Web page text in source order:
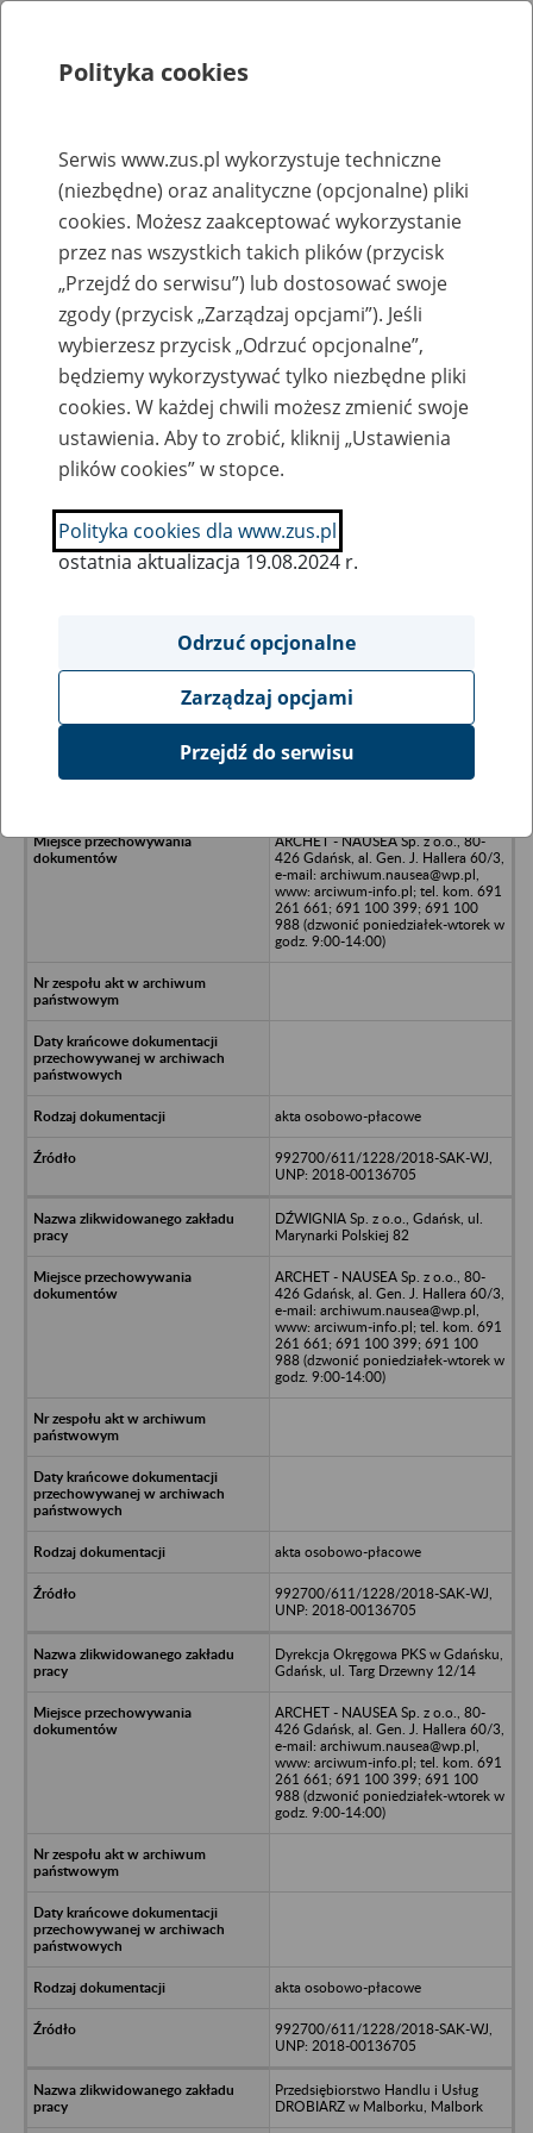
Rejestry, ewidencje i archiwa
Baza zlikwidowanych lub
przekształconych zakładów pracy
Nazwa zakładu pracy:
SZUKAJ
Ukryj wszystkie pozycje bazy
Gdański Skład Kupiecki Sp. z o.o. w
ARCHET - NAUSEA Sp. z o.o., 80-
426 Gdańsk, al. Gen. J. Hallera 60/3,
e-mail: archiwum.nausea@wp.pl,
www: arciwum-info.pl; tel. kom. 691
261 661; 691 100 399; 691 100
988 (dzwonić poniedziałek-wtorek w
godz. 9:00-14:00)
akta osobowo-płacowe
992700/611/1228/2018-SAK-WJ,
UNP: 2018-00136705
DŹWIGNIA Sp. z o.o., Gdańsk, ul.
Marynarki Polskiej 82
ARCHET - NAUSEA Sp. z o.o., 80-
426 Gdańsk, al. Gen. J. Hallera 60/3,
e-mail: archiwum.nausea@wp.pl,
www: arciwum-info.pl; tel. kom. 691
261 661; 691 100 399; 691 100
988 (dzwonić poniedziałek-wtorek w
godz. 9:00-14:00)
akta osobowo-płacowe
992700/611/1228/2018-SAK-WJ,
UNP: 2018-00136705
Dyrekcja Okręgowa PKS w Gdańsku,
Gdańsk, ul. Targ Drzewny 12/14
ARCHET - NAUSEA Sp. z o.o., 80-
426 Gdańsk, al. Gen. J. Hallera 60/3,
e-mail: archiwum.nausea@wp.pl,
www: arciwum-info.pl; tel. kom. 691
261 661; 691 100 399; 691 100
988 (dzwonić poniedziałek-wtorek w
godz. 9:00-14:00)
akta osobowo-płacowe
992700/611/1228/2018-SAK-WJ,
UNP: 2018-00136705
Przedsiębiorstwo Handlu i Usług
DROBIARZ w Malborku, Malbork
Polityka cookies
Serwis www.zus.pl wykorzystuje techniczne
(niezbędne) oraz analityczne (opcjonalne) pliki
cookies. Możesz zaakceptować wykorzystanie
przez nas wszystkich takich plików (przycisk
„Przejdź do serwisu”) lub dostosować swoje
zgody (przycisk „Zarządzaj opcjami”). Jeśli
wybierzesz przycisk „Odrzuć opcjonalne”,
będziemy wykorzystywać tylko niezbędne pliki
cookies. W każdej chwili możesz zmienić swoje
ustawienia. Aby to zrobić, kliknij „Ustawienia
plików cookies” w stopce.
Polityka cookies dla www.zus.pl
ostatnia aktualizacja 19.08.2024 r.
Odrzuć opcjonalne
Zarządzaj opcjami
Przejdź do serwisu